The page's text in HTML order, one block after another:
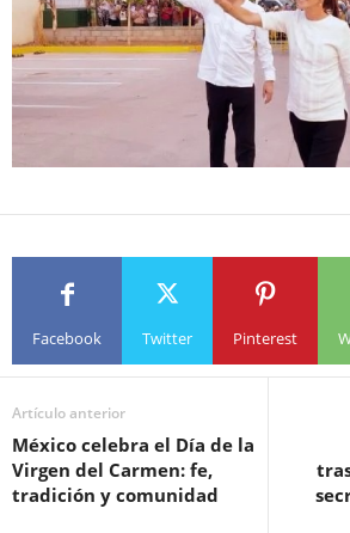
Facebook Twitter Pinterest
Artículo anterior
México celebra el Día de la
Virgen del Carmen: fe,
tradición y comunidad